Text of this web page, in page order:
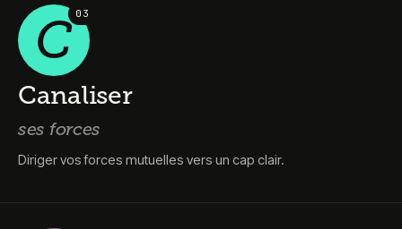
C 0 3
Canaliser
ses forces
Diriger vos forces mutuelles vers un cap clair.